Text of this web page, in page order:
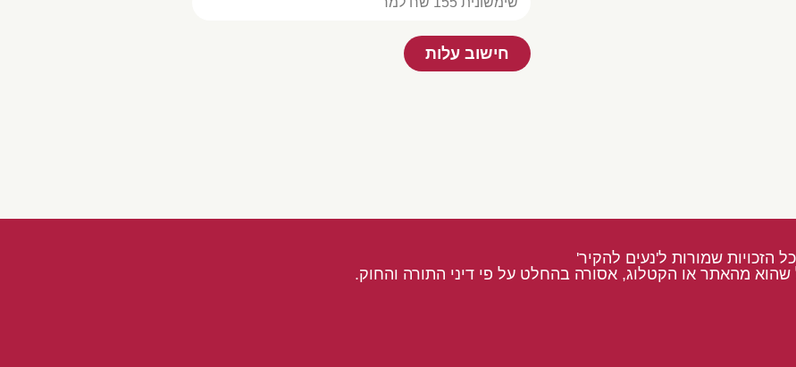
חישוב עלות
כל הזכויות שמורות ל'נעים להקיר'
שהוא מהאתר או הקטלוג, אסורה בהחלט על פי דיני התורה והחוק.